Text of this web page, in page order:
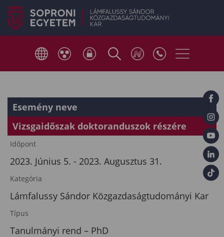
Esemény neve
Vizsgaidőszak doktoranduszok részére
Időpont
2023. Június 5. - 2023. Augusztus 31.
Kategória
Lámfalussy Sándor Közgazdaságtudományi Kar
Típus
Tanulmányi rend – PhD